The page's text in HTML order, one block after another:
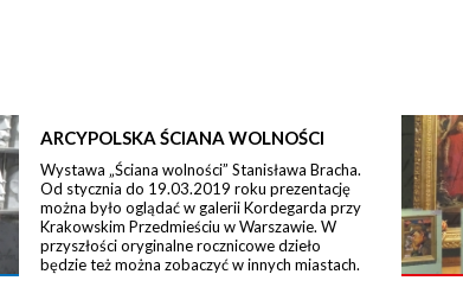
ARCYPOLSKA ŚCIANA WOLNOŚCI
Wystawa „Ściana wolności” Stanisława Bracha.
Od stycznia do 19.03.2019 roku prezentację
można było oglądać w galerii Kordegarda przy
Krakowskim Przedmieściu w Warszawie. W
przyszłości oryginalne rocznicowe dzieło
będzie też można zobaczyć w innych miastach.